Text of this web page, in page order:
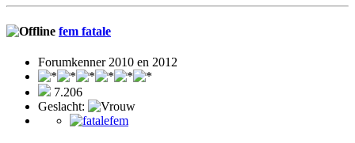
fem fatale
Forumkenner 2010 en 2012
7.206
Geslacht: